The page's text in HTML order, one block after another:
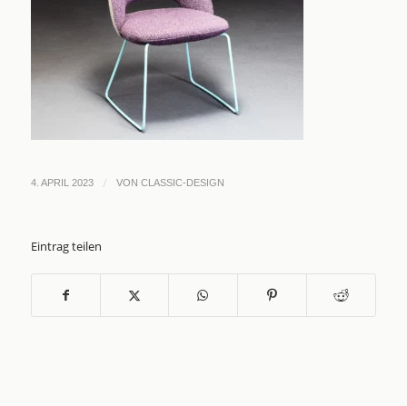
4. APRIL 2023 / VON CLASSIC-DESIGN
Eintrag teilen